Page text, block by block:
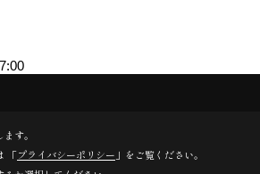
All Rights Reserved.
イト
す。
「プライバシーポリシー 」をご覧ください。